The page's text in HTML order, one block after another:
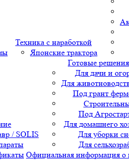
Техника с наработкой
Японские трактора
/ SOLIS
Готовые решения
Для дачи и
Для
Под грант
Под
Для домашнего
Для уборки
Для
Официальная информация о